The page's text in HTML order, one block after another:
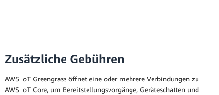
Zusätzliche Gebühren
AWS IoT Greengrass öffnet eine oder mehrere Verbindungen zu
AWS IoT Core, um Bereitstellungsvorgänge, Geräteschatten und